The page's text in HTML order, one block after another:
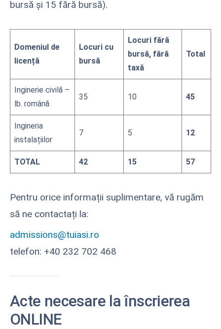
bursă și 15 fără bursă).
Domeniul de
licență
Locuri cu
bursă
Locuri fără
bursă, fără
taxă
Total
Inginerie civilă –
lb. română
35 10 45
Ingineria
instalațiilor
7 5 12
TOTAL 42 15 57
Pentru orice informații suplimentare, vă rugăm
să ne contactați la:
admissions@tuiasi.ro
telefon: +40 232 702 468
Acte necesare la înscrierea
ONLINE